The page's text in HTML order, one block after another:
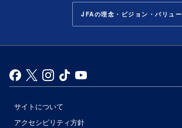
JFAの理念・ビジョン・バリュー
サイトについて
アクセシビリティ方針